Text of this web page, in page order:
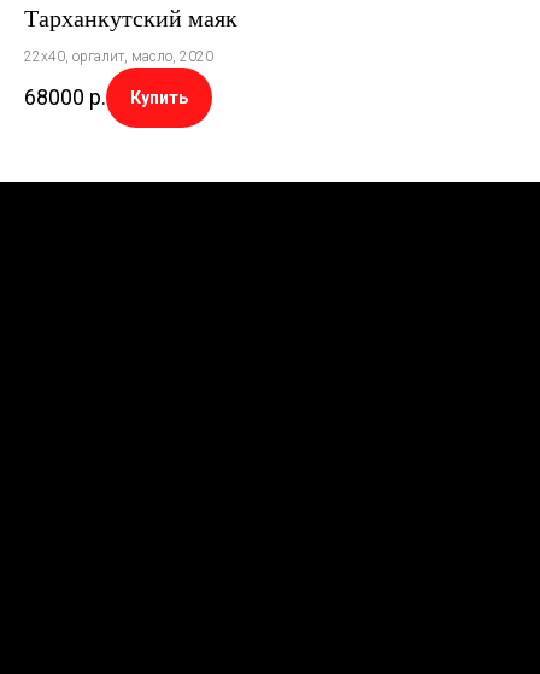
Тарханкутский маяк
22х40, оргалит, масло, 2020
68000 р. Купить